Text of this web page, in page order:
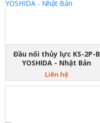
Đầu nối thủy lực KS-2P-B
YOSHIDA - Nhật Bản
Liên hệ